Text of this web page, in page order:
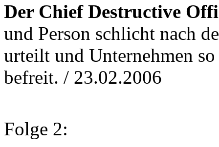
Der Chief Destructive
und Person schlicht nach
urteilt und Unternehmen
befreit. / 23.02.2006
Folge 2: